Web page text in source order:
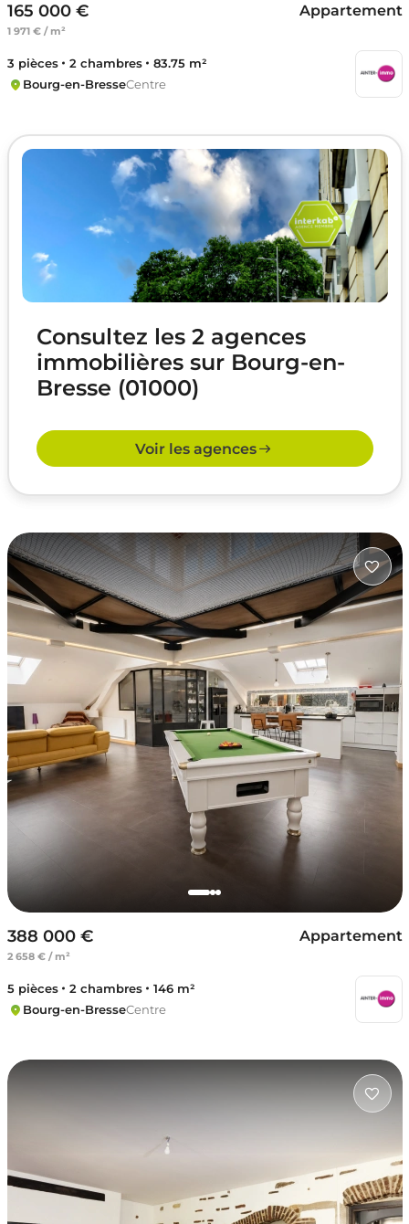
165 000 €
1 971 € / m²
Appartement
3 pièces 2 chambres
83.75 m²
Bourg-en-BresseCentre
Consultez les 2 agences
immobilières sur Bourg-en-
Bresse (01000)
Voir les agences
388 000 €
2 658 € / m²
Appartement
5 pièces 2 chambres
146 m²
Bourg-en-BresseCentre